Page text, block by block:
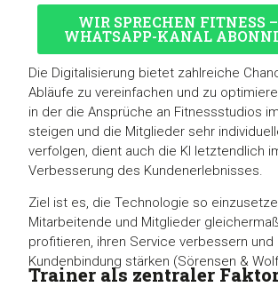
WIR SPRECHEN FITNESS
WHATSAPP-KANAL
Die Digitalisierung bietet zahlreiche
Abläufe zu vereinfachen und zu
in der die Ansprüche an Fitnessstudios
steigen und die Mitglieder sehr
verfolgen, dient auch die KI letztendlich
Verbesserung des Kundenerlebnisses.
Ziel ist es, die Technologie so
Mitarbeitende und Mitglieder
profitieren, ihren Service verbessern und
Kundenbindung stärken (Sörensen &
Trainer als zentraler